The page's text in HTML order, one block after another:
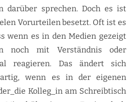
darüber sprechen. Doch es ist
Vorurteilen besetzt. Oft ist es
wenn es in den Medien gezeigt
noch mit Verständnis oder
reagieren. Das ändert sich
wenn es in der eigenen
Kolleg_in am Schreibtisch